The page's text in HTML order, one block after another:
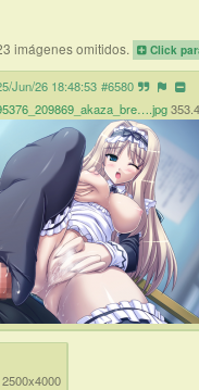
imágenes omitidos. Click
Jun/26 18:48:53 #6580